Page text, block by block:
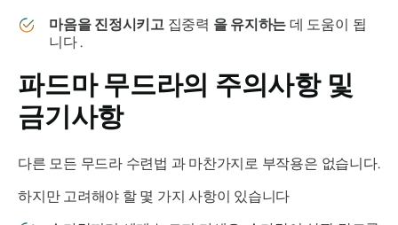
마음을 진정시키고집중력 을 유지하는 데 도움이 됩
니다 .
파드마 무드라의 주의사항 및
금기사항
다른 모든 무드라수련법 과 마찬가지로 부작용은 없습니다.
하지만 고려해야 할 몇 가지 사항이 있습니다